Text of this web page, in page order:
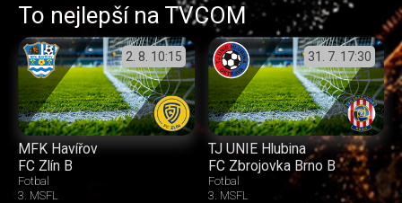
To nejlepší na TVCOM
2. 8. 10:15
MFK Havířov
FC Zlín B
Fotbal
3. MSFL
31. 7. 17:30
TJ UNIE Hlubina
FC Zbrojovka Brno B
Fotbal
3. MSFL